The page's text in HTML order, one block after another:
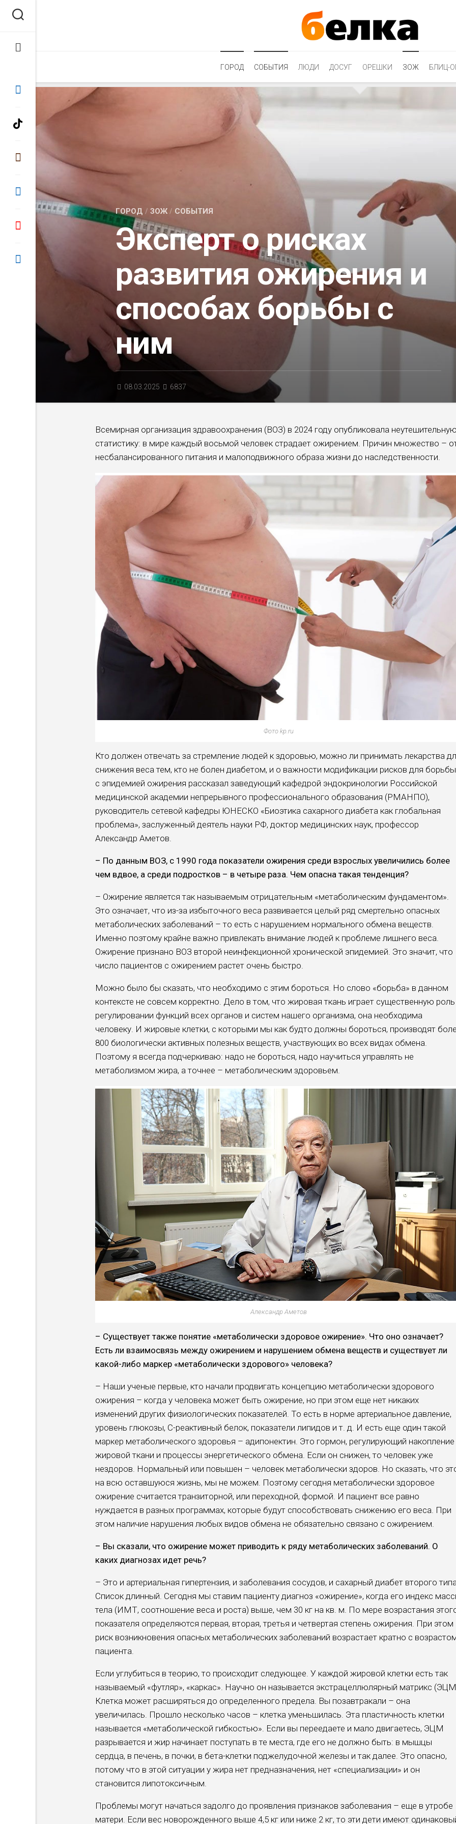
ГОРОД СОБЫТИЯ ЛЮДИ ДОСУГ ОРЕШКИ ЗОЖ БЛИЦ-
ГОРОД / ЗОЖ / СОБЫТИЯ
Эксперт о рисках
развития ожирения и
способах борьбы с
ним
08.03.2025 6837
Всемирная организация здравоохранения (ВОЗ) в 2024 году опубликовала
статистику: в мире каждый восьмой человек страдает ожирением. Причин множество –
несбалансированного питания и малоподвижного образа жизни до наследственности.
Фото kp.ru
Кто должен отвечать за стремление людей к здоровью, можно ли принимать лекарства
снижения веса тем, кто не болен диабетом, и о важности модификации рисков для борьбы
с эпидемией ожирения рассказал заведующий кафедрой эндокринологии Российской
медицинской академии непрерывного профессионального образования (РМАНПО),
руководитель сетевой кафедры ЮНЕСКО «Биоэтика сахарного диабета как глобальная
проблема», заслуженный деятель науки РФ, доктор медицинских наук, профессор
Александр Аметов.
– По данным ВОЗ, с 1990 года показатели ожирения среди взрослых увеличились более
чем вдвое, а среди подростков – в четыре раза. Чем опасна такая тенденция?
– Ожирение является так называемым отрицательным «метаболическим фундаментом».
Это означает, что из-за избыточного веса развивается целый ряд смертельно опасных
метаболических заболеваний – то есть с нарушением нормального обмена веществ.
Именно поэтому крайне важно привлекать внимание людей к проблеме лишнего веса.
Ожирение признано ВОЗ второй неинфекционной хронической эпидемией. Это значит, что
число пациентов с ожирением растет очень быстро.
Можно было бы сказать, что необходимо с этим бороться. Но слово «борьба» в данном
контексте не совсем корректно. Дело в том, что жировая ткань играет существенную
регулировании функций всех органов и систем нашего организма, она необходима
человеку. И жировые клетки, с которыми мы как будто должны бороться, производят
800 биологически активных полезных веществ, участвующих во всех видах обмена.
Поэтому я всегда подчеркиваю: надо не бороться, надо научиться управлять не
метаболизмом жира, а точнее – метаболическим здоровьем.
Александр Аметов
– Существует также понятие «метаболически здоровое ожирение». Что оно означает?
Есть ли взаимосвязь между ожирением и нарушением обмена веществ и существует ли
какой-либо маркер «метаболически здорового» человека?
– Наши ученые первые, кто начали продвигать концепцию метаболически здорового
ожирения – когда у человека может быть ожирение, но при этом еще нет никаких
изменений других физиологических показателей. То есть в норме артериальное давление,
уровень глюкозы, С-реактивный белок, показатели липидов и т. д. И есть еще один такой
маркер метаболического здоровья – адипонектин. Это гормон, регулирующий накопление
жировой ткани и процессы энергетического обмена. Если он снижен, то человек уже
нездоров. Нормальный или повышен – человек метаболически здоров. Но сказать, что
на всю оставшуюся жизнь, мы не можем. Поэтому сегодня метаболически здоровое
ожирение считается транзиторной, или переходной, формой. И пациент все равно
нуждается в разных программах, которые будут способствовать снижению его веса. При
этом наличие нарушения любых видов обмена не обязательно связано с ожирением.
– Вы сказали, что ожирение может приводить к ряду метаболических заболеваний. О
каких диагнозах идет речь?
– Это и артериальная гипертензия, и заболевания сосудов, и сахарный диабет второго
Список длинный. Сегодня мы ставим пациенту диагноз «ожирение», когда его индекс
тела (ИМТ, соотношение веса и роста) выше, чем 30 кг на кв. м. По мере возрастания
показателя определяются первая, вторая, третья и четвертая степень ожирения. При этом
риск возникновения опасных метаболических заболеваний возрастает кратно с
пациента.
Если углубиться в теорию, то происходит следующее. У каждой жировой клетки есть так
называемый «футляр», «каркас». Научно он называется экстрацеллюлярный матрикс
Клетка может расширяться до определенного предела. Вы позавтракали – она
увеличилась. Прошло несколько часов – клетка уменьшилась. Эта пластичность клетки
называется «метаболической гибкостью». Если вы переедаете и мало двигаетесь, ЭЦМ
разрывается и жир начинает поступать в те места, где его не должно быть: в мышцы
сердца, в печень, в почки, в бета-клетки поджелудочной железы и так далее. Это опасно,
потому что в этой ситуации у жира нет предназначения, нет «специализации» и он
становится липотоксичным.
Проблемы могут начаться задолго до проявления признаков заболевания – еще в утробе
матери. Если вес новорожденного выше 4,5 кг или ниже 2 кг, то эти дети имеют